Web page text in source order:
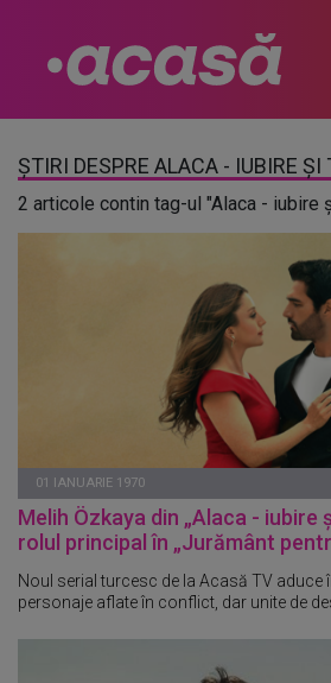
ȘTIRI DESPRE ALACA - IUBIRE ȘI
2 articole contin tag-ul "Alaca - iubire
01 IANUARIE 1970
Melih Özkaya din „Alaca - iubire
rolul principal în „Jurământ
Noul serial turcesc de la Acasă TV aduce
personaje aflate în conflict, dar unite de